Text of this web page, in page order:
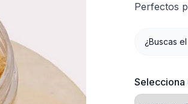
Perfectos
¿Buscas
Selecciona